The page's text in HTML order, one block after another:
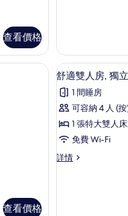
查看價格
浴
室,
海
景
的
相
立
浴
室,
海
景
詳
查看價格
載
入
所
有
舒
雙
4
舒適雙人房, 獨
1 間睡房
可容納 4 人 (
1 張特大雙人
免費 Wi-Fi
詳情
舒